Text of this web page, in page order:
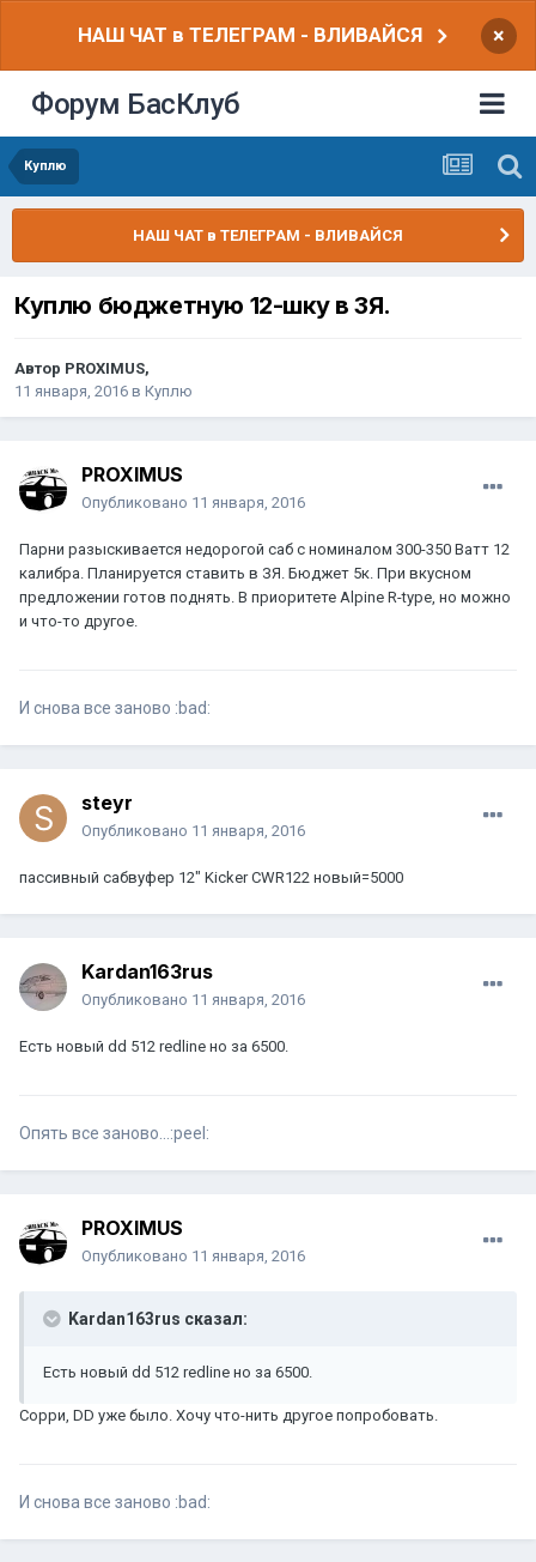
НАШ ЧАТ в ТЕЛЕГРАМ - ВЛИВАЙСЯ ×
Форум БасКлуб
Куплю
НАШ ЧАТ в ТЕЛЕГРАМ - ВЛИВАЙСЯ
Куплю бюджетную 12-шку в ЗЯ.
Автор PROXIMUS,
11 января, 2016 в Куплю
PROXIMUS
Опубликовано 11 января, 2016
Парни разыскивается недорогой саб с номиналом 300-350 Ватт 12
калибра. Планируется ставить в ЗЯ. Бюджет 5к. При вкусном
предложении готов поднять. В приоритете Alpine R-type, но можно
и что-то другое.
И снова все заново :bad:
steyr
Опубликовано 11 января, 2016
пассивный сабвуфер 12" Kicker CWR122 новый=5000
Kardan163rus
Опубликовано 11 января, 2016
Есть новый dd 512 redline но за 6500.
Опять все заново...:peel:
PROXIMUS
Опубликовано 11 января, 2016
Kardan163rus сказал:
Есть новый dd 512 redline но за 6500.
Сорри, DD уже было. Хочу что-нить другое попробовать.
И снова все заново :bad: